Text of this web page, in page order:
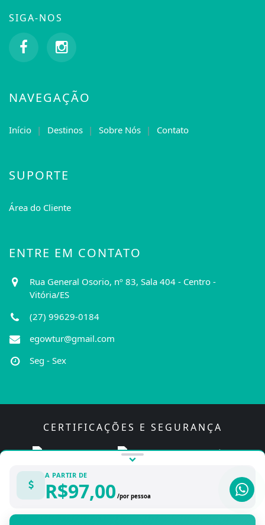
SIGA-NOS
NAVEGAÇÃO
Início Destinos Sobre Nós Contato
SUPORTE
Área do Cliente
ENTRE EM CONTATO
Rua General Osorio, nº 83, Sala 404 - Centro -
Vitória/ES
(27) 99629-0184
egowtur@gmail.com
Seg - Sex
CERTIFICAÇÕES E SEGURANÇA
A PARTIR DE
R$97,00/por pessoa